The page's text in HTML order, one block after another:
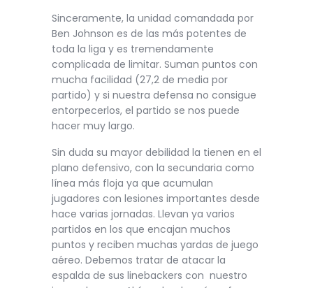
Sinceramente, la unidad comandada por
Ben Johnson es de las más potentes de
toda la liga y es tremendamente
complicada de limitar. Suman puntos con
mucha facilidad (27,2 de media por
partido) y si nuestra defensa no consigue
entorpecerlos, el partido se nos puede
hacer muy largo.
Sin duda su mayor debilidad la tienen en el
plano defensivo, con la secundaria como
línea más floja ya que acumulan
jugadores con lesiones importantes desde
hace varias jornadas. Llevan ya varios
partidos en los que encajan muchos
puntos y reciben muchas yardas de juego
aéreo. Debemos tratar de atacar la
espalda de sus linebackers con nuestro